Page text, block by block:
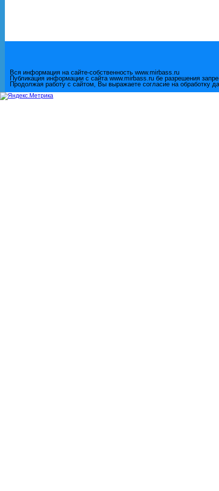
Вся информация на сайте-собственность www.mirbass.ru
Публикация информации с сайта www.mirbass.ru бе разрешения
Продолжая работу с сайтом, Вы выражаете согласие на обработку